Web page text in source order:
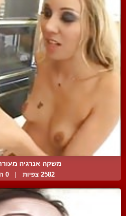
משקה אנרגיה
2582 צפיות | 0 המלצות